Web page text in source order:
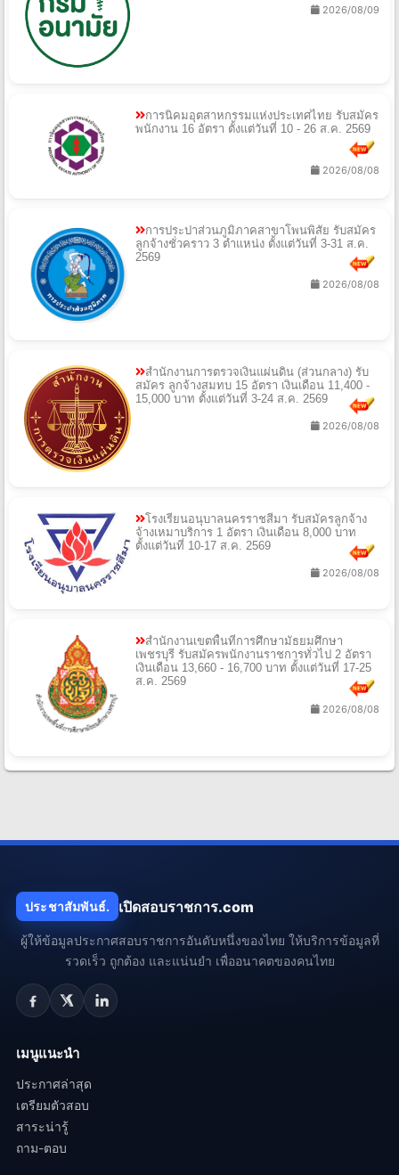
2026/08/09
การนิคมอุตสาหกรรมแห่งประเทศไทย รับสมัคร
พนักงาน 16 อัตรา ตั้งแต่วันที่ 10 - 26 ส.ค. 2569
2026/08/08
การประปาส่วนภูมิภาคสาขาโพนพิสัย รับสมัคร
ลูกจ้างชั่วคราว 3 ตำแหน่ง ตั้งแต่วันที่ 3-31 ส.ค.
2569
2026/08/08
สำนักงานการตรวจเงินแผ่นดิน (ส่วนกลาง) รับ
สมัคร ลูกจ้างสมทบ 15 อัตรา เงินเดือน 11,400 -
15,000 บาท ตั้งแต่วันที่ 3-24 ส.ค. 2569
2026/08/08
โรงเรียนอนุบาลนครราชสีมา รับสมัครลูกจ้าง
จ้างเหมาบริการ 1 อัตรา เงินเดือน 8,000 บาท
ตั้งแต่วันที่ 10-17 ส.ค. 2569
2026/08/08
สำนักงานเขตพื้นที่การศึกษามัธยมศึกษา
เพชรบุรี รับสมัครพนักงานราชการทั่วไป 2 อัตรา
เงินเดือน 13,660 - 16,700 บาท ตั้งแต่วันที่ 17-25
ส.ค. 2569
2026/08/08
ประชาสัมพันธ์. เปิดสอบราชการ.com
ผู้ให้ข้อมูลประกาศสอบราชการอันดับหนึ่งของไทย ให้บริการข้อมูลที่
รวดเร็ว ถูกต้อง และแน่นยำ เพื่ออนาคตของคนไทย
เมนูแนะนำ
ประกาศล่าสุด
เตรียมตัวสอบ
สาระน่ารู้
ถาม-ตอบ